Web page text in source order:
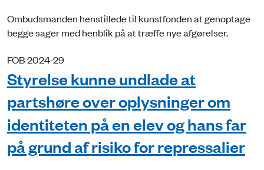
Ombudsmanden henstillede til kunstfonden at genoptage
begge sager med henblik på at træffe nye afgørelser.
FOB 2024-29
Styrelse kunne undlade at
partshøre over oplysninger om
identiteten på en elev og hans far
på grund af risiko for repressalier